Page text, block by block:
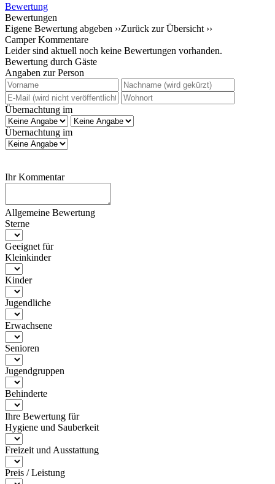
Bewertung
Bewertungen
Eigene Bewertung abgeben ››Zurück zur Übersicht ››
Camper Kommentare
Leider sind aktuell noch keine Bewertungen vorhanden.
Bewertung durch Gäste
Angaben zur Person
Übernachtung im
Übernachtung im
Ihr Kommentar
Allgemeine Bewertung
Sterne
Geeignet für
Kleinkinder
Kinder
Jugendliche
Erwachsene
Senioren
Jugendgruppen
Behinderte
Ihre Bewertung für
Hygiene und Sauberkeit
Freizeit und Ausstattung
Preis / Leistung